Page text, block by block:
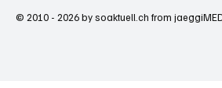
© 2010 - 2026 by soaktuell.ch from